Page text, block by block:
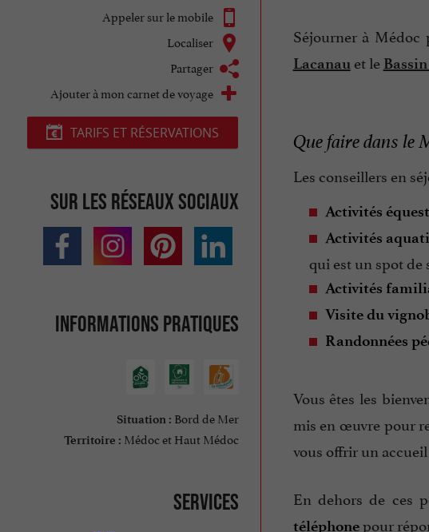
Appeler sur le mobile
Localiser
Partager
Ajouter à mon carnet de voyage
TARIFS ET RÉSERVATIONS
Sur les réseaux sociaux
Informations pratiques
Situation : Bord de Mer
Territoire : Médoc et Haut Médoc
Services
Séjourner à
Lacanau et le
Que faire dans le
Les conseillers en
Activités
Activités
qui est un spot de
Activités
Visite du
Randonnées
Vous êtes les
mis en œuvre pour
vous offrir un
En dehors de ces
téléphonepour